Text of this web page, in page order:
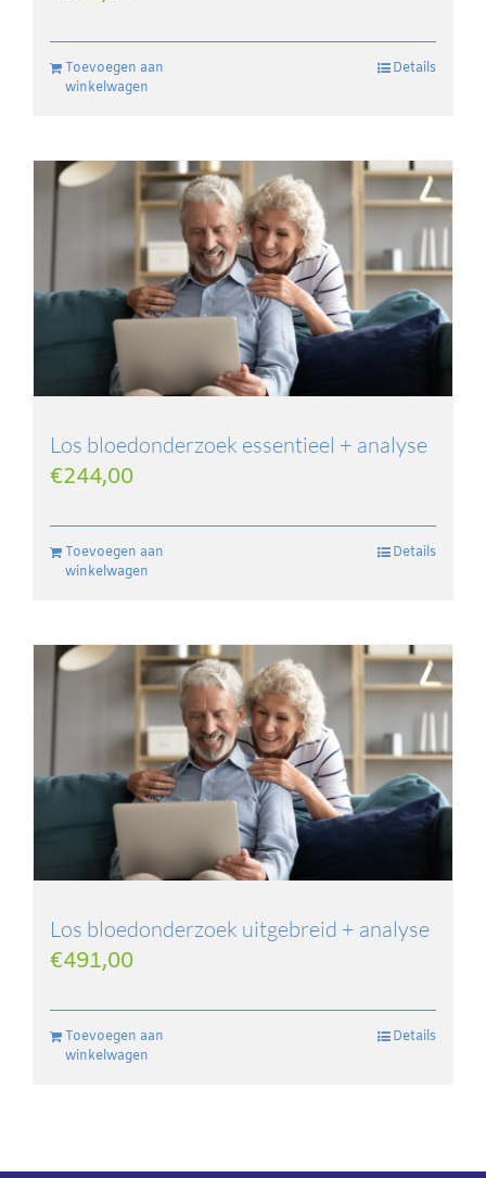
Toevoegen aan
winkelwagen
Details
Los bloedonderzoek essentieel + analyse
€244,00
Toevoegen aan
winkelwagen
Details
Los bloedonderzoek uitgebreid + analyse
€491,00
Toevoegen aan
winkelwagen
Details